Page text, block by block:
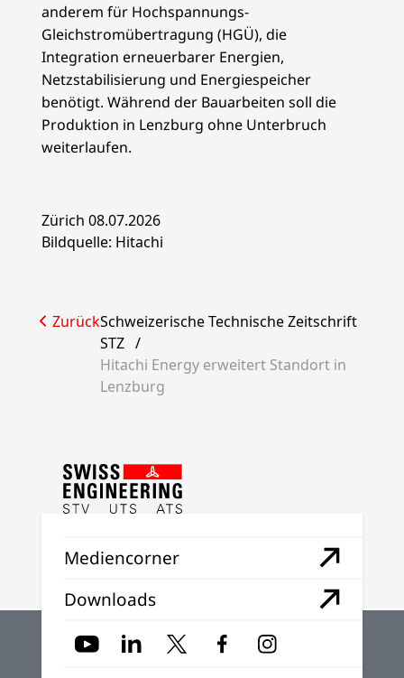
anderem für Hochspannungs-
Gleichstromübertragung (HGÜ), die
Integration erneuerbarer Energien,
Netzstabilisierung und Energiespeicher
benötigt. Während der Bauarbeiten soll die
Produktion in Lenzburg ohne Unterbruch
weiterlaufen.
Zürich 08.07.2026
Bildquelle: Hitachi
ZurückSchweizerische Technische Zeitschrift
STZ /
Hitachi Energy erweitert Standort in
Lenzburg
Mediencorner
Downloads